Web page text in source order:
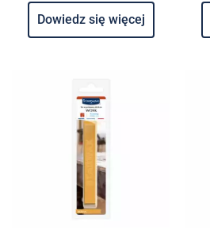
Dowiedz się więcej